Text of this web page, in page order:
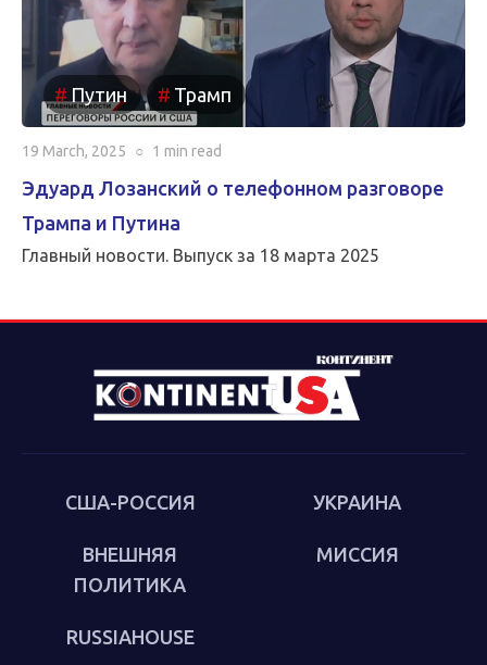
Путин Трамп
19 March, 2025 ○ 1 min read
Эдуард Лозанский о телефонном разговоре
Трампа и Путина
Главный новости. Выпуск за 18 марта 2025
США-РОССИЯ УКРАИНА
ВНЕШНЯЯ
ПОЛИТИКА
МИССИЯ
RUSSIAHOUSE